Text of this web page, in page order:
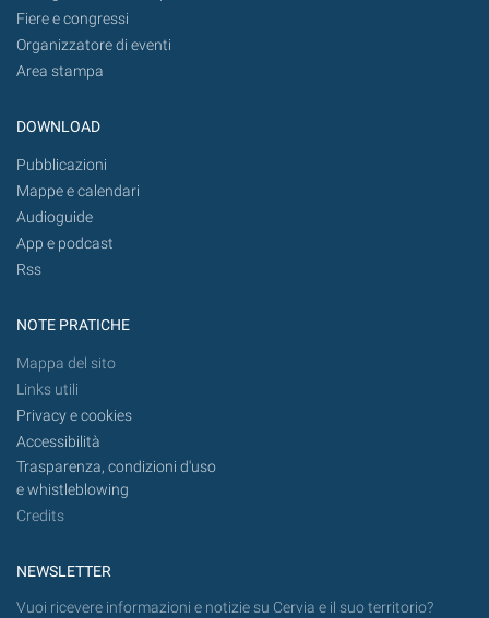
Fiere e congressi
Organizzatore di eventi
Area stampa
DOWNLOAD
Pubblicazioni
Mappe e calendari
Audioguide
App e podcast
Rss
NOTE PRATICHE
Mappa del sito
Links utili
Privacy e cookies
Accessibilità
Trasparenza, condizioni d'uso
e whistleblowing
Credits
NEWSLETTER
Vuoi ricevere informazioni e notizie su Cervia e il suo territorio?